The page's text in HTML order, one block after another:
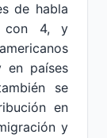
de habla
con 4, y
en países
se
en
y